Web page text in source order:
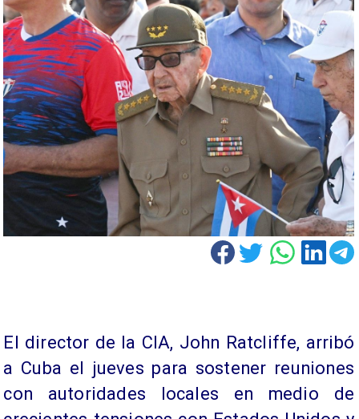
El director de la CIA, John Ratcliffe, arribó
a Cuba el jueves para sostener reuniones
con autoridades locales en medio de